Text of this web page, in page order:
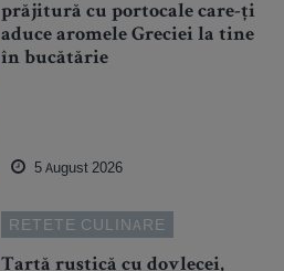
prăjitură cu portocale care-ți
aduce aromele Greciei la tine
în bucătărie
5 August 2026
RETETE CULINARE
Tartă rustică cu dovlecei,